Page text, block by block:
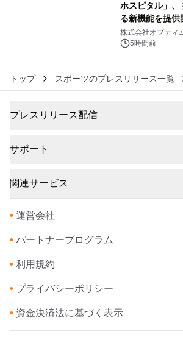
ホスピタル」、
る新機能を提供
株式会社オプティ
ード：3694)
5時間前
トップ スポーツのプレスリリース一覧
プレスリリース配信
サポート
関連サービス
• 運営会社
• パートナープログラム
• 利用規約
• プライバシーポリシー
• 資金決済法に基づく表示